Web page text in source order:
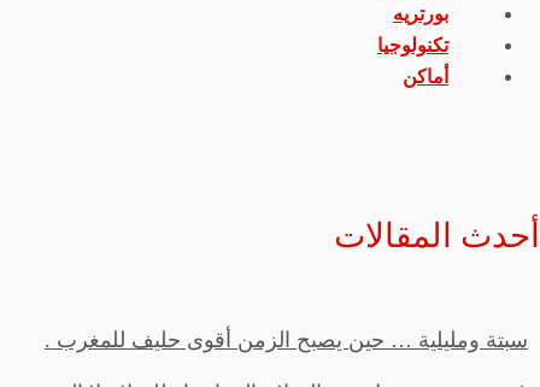
بورتريه
تكنولوجيا
أماكن
أحدث المقالات
سبتة ومليلية … حين يصبح الزمن أقوى حليف للمغرب .